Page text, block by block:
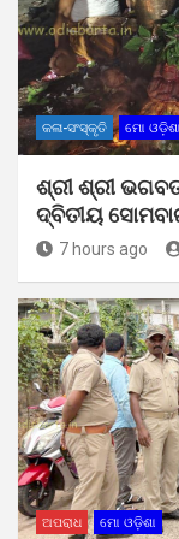
କଳା-ସଂସ୍କୃତି ମୋ ଓଡ଼ିଶା
ଶ୍ରୀ ଶ୍ରୀ
ଦ୍ବିତୀୟ
7 hours ago
ଅପରାଧ ମୋ ଓଡ଼ିଶା